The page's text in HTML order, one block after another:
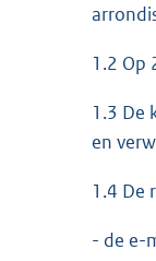
1.2 Op
1.3 De
en
1.4 De
- de e-